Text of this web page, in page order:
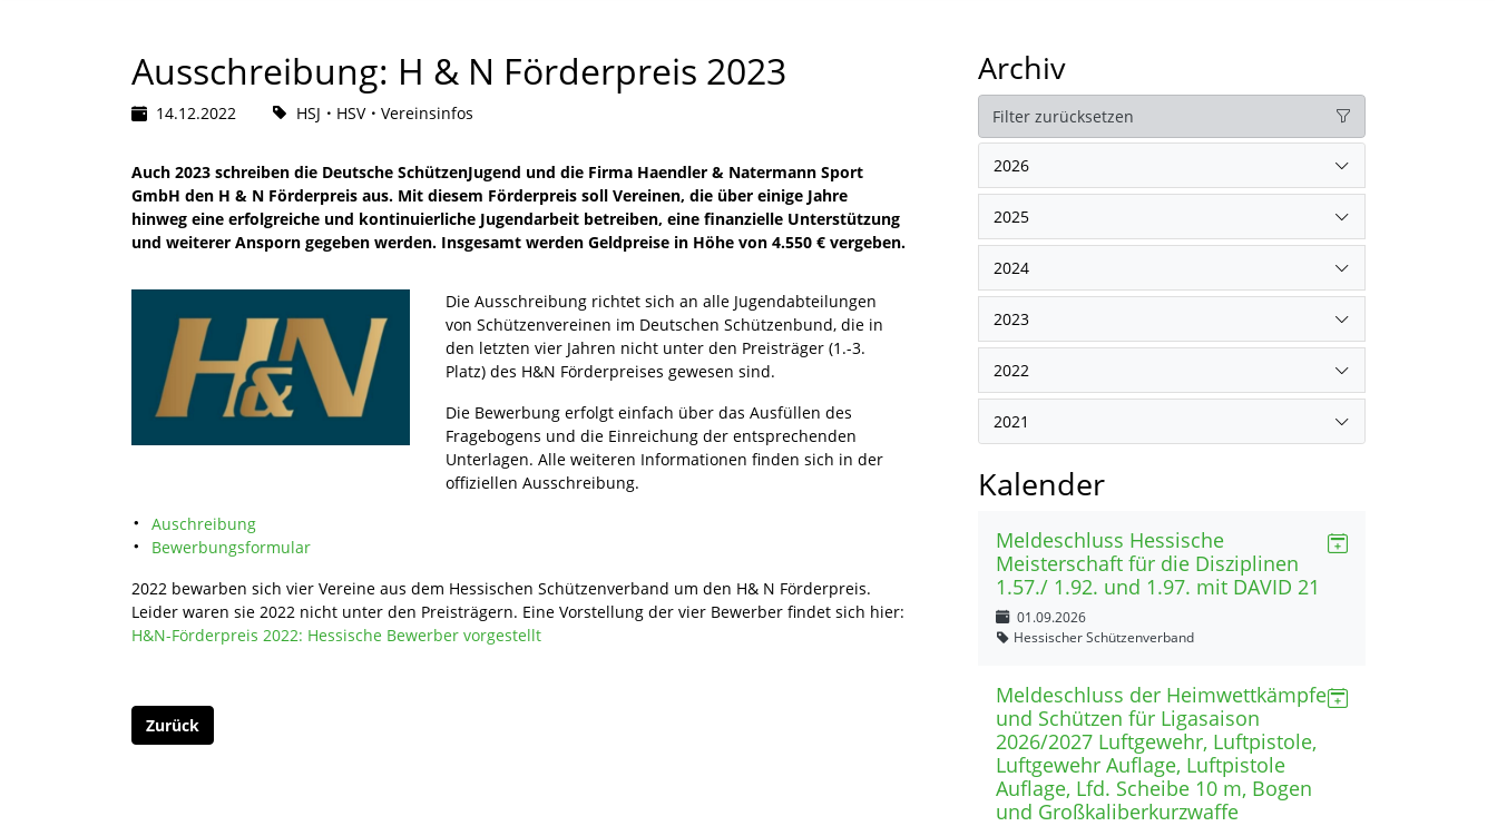
Ausschreibung: H & N Förderpreis 2023
14.12.2022 HSJ HSV Vereinsinfos
Auch 2023 schreiben die Deutsche SchützenJugend und die Firma Haendler & Natermann Sport
GmbH den H & N Förderpreis aus. Mit diesem Förderpreis soll Vereinen, die über einige Jahre
hinweg eine erfolgreiche und kontinuierliche Jugendarbeit betreiben, eine finanzielle Unterstützung
und weiterer Ansporn gegeben werden. Insgesamt werden Geldpreise in Höhe von 4.550 € vergeben.
Die Ausschreibung richtet sich an alle Jugendabteilungen
von Schützenvereinen im Deutschen Schützenbund, die in
den letzten vier Jahren nicht unter den Preisträger (1.-3.
Platz) des H&N Förderpreises gewesen sind.
Die Bewerbung erfolgt einfach über das Ausfüllen des
Fragebogens und die Einreichung der entsprechenden
Unterlagen. Alle weiteren Informationen finden sich in der
offiziellen Ausschreibung.
Auschreibung
Bewerbungsformular
2022 bewarben sich vier Vereine aus dem Hessischen Schützenverband um den H& N Förderpreis.
Leider waren sie 2022 nicht unter den Preisträgern. Eine Vorstellung der vier Bewerber findet sich hier:
H&N-Förderpreis 2022: Hessische Bewerber vorgestellt
Zurück
Archiv
Filter zurücksetzen
2026
2025
2024
2023
2022
2021
Kalender
Meldeschluss Hessische
Meisterschaft für die Disziplinen
1.57./ 1.92. und 1.97. mit DAVID 21
01.09.2026
Hessischer Schützenverband
Meldeschluss der Heimwettkämpfe
und Schützen für Ligasaison
2026/2027 Luftgewehr, Luftpistole,
Luftgewehr Auflage, Luftpistole
Auflage, Lfd. Scheibe 10 m, Bogen
und Großkaliberkurzwaffe